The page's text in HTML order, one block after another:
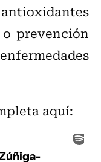
prevención
aquí: